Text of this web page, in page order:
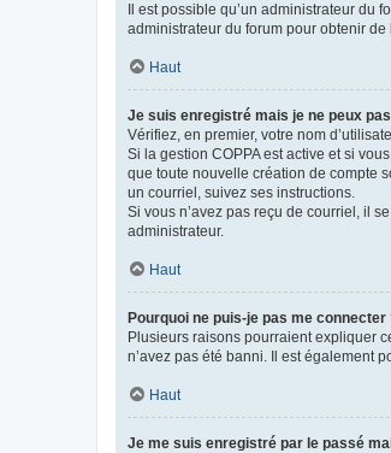
Il est possible qu’un administrateur
administrateur du forum pour obtenir de
Haut
Je suis enregistré mais je ne peux
Vérifiez, en premier, votre nom
Si la gestion COPPA est active et si
que toute nouvelle création de compte
un courriel, suivez ses instructions.
Si vous n’avez pas reçu de courriel, il
administrateur.
Haut
Pourquoi ne puis-je pas me connecter
Plusieurs raisons pourraient expliquer
n’avez pas été banni. Il est également
Haut
Je me suis enregistré par le passé